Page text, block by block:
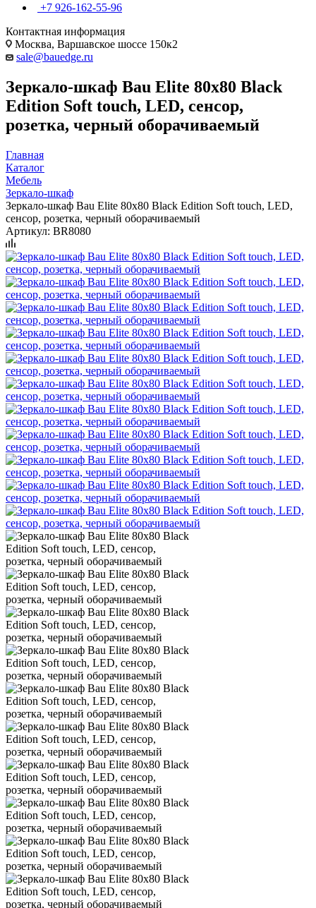
+7 926-162-55-96
Контактная информация
Москва, Варшавское шоссе 150к2
sale@bauedge.ru
Зеркало-шкаф Bau Elite 80х80 Black
Edition Soft touch, LED, сенсор,
розетка, черный оборачиваемый
Главная
Каталог
Мебель
Зеркало-шкаф
Зеркало-шкаф Bau Elite 80х80 Black Edition Soft touch, LED,
сенсор, розетка, черный оборачиваемый
Артикул: BR8080